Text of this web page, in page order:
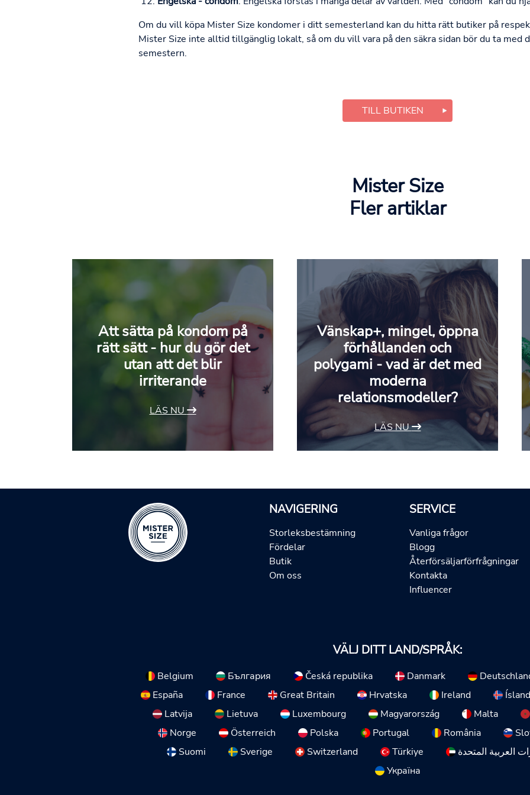
Om du vill köpa Mister Size kondomer i ditt semesterland kan du hitta rätt butiker på
Mister Size inte alltid tillgänglig lokalt, så om du vill vara på den säkra sidan bör du ta med
semestern.
TILL BUTIKEN
Mister Size
Fler artiklar
Att sätta på kondom på
rätt sätt - hur du gör det
utan att det blir
irriterande
LÄS NU
Vänskap+, mingel, öppna
förhållanden och
polygami - vad är det med
moderna
relationsmodeller?
LÄS NU
NAVIGERING
Storleksbestämning
Fördelar
Butik
Om oss
SERVICE
Vanliga frågor
Blogg
Återförsäljarförfrågningar
Kontakta
Influencer
VÄLJ DITT LAND/SPRÅK:
Belgium България Česká republika Danmark
España
France Great Britain Hrvatska Ireland
Ísland
Latvija
Lietuva Luxembourg Magyarország
Malta
Norge
Österreich Polska Portugal România
Suomi
Sverige Switzerland Türkiye
العربية المتحدة
Україна